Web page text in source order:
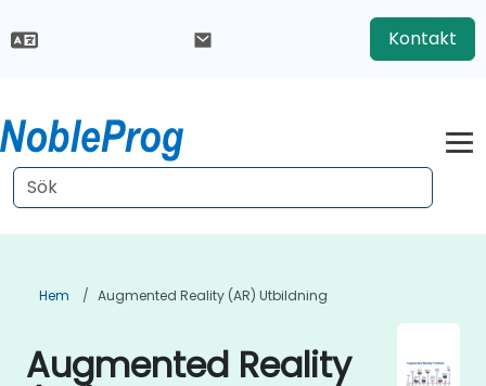
Kontakt
Hem Augmented Reality (AR) Utbildning
Augmented Reality